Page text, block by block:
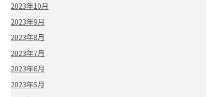
2023年10月
2023年9月
2023年8月
2023年7月
2023年6月
2023年5月